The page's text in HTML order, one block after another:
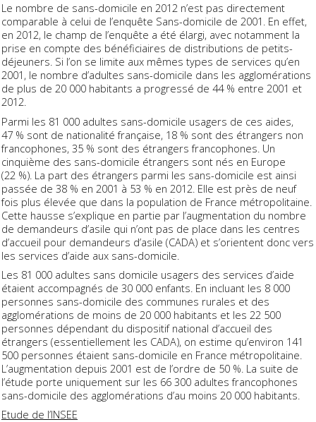
Le nombre de sans-domicile en 2012 n’est pas directement
comparable à celui de l’enquête Sans-domicile de 2001. En effet,
en 2012, le champ de l’enquête a été élargi, avec notamment la
prise en compte des bénéficiaires de distributions de petits-
déjeuners. Si l’on se limite aux mêmes types de services qu’en
2001, le nombre d’adultes sans-domicile dans les agglomérations
de plus de 20 000 habitants a progressé de 44 % entre 2001 et
2012.
Parmi les 81 000 adultes sans-domicile usagers de ces aides,
47 % sont de nationalité française, 18 % sont des étrangers non
francophones, 35 % sont des étrangers francophones. Un
cinquième des sans-domicile étrangers sont nés en Europe
(22 %). La part des étrangers parmi les sans-domicile est ainsi
passée de 38 % en 2001 à 53 % en 2012. Elle est près de neuf
fois plus élevée que dans la population de France métropolitaine.
Cette hausse s’explique en partie par l’augmentation du nombre
de demandeurs d’asile qui n’ont pas de place dans les centres
d’accueil pour demandeurs d’asile (CADA) et s’orientent donc vers
les services d’aide aux sans-domicile.
Les 81 000 adultes sans domicile usagers des services d’aide
étaient accompagnés de 30 000 enfants. En incluant les 8 000
personnes sans-domicile des communes rurales et des
agglomérations de moins de 20 000 habitants et les 22 500
personnes dépendant du dispositif national d’accueil des
étrangers (essentiellement les CADA), on estime qu’environ 141
500 personnes étaient sans-domicile en France métropolitaine.
L’augmentation depuis 2001 est de l’ordre de 50 %. La suite de
l’étude porte uniquement sur les 66 300 adultes francophones
sans-domicile des agglomérations d’au moins 20 000 habitants.
Etude de l’INSEE